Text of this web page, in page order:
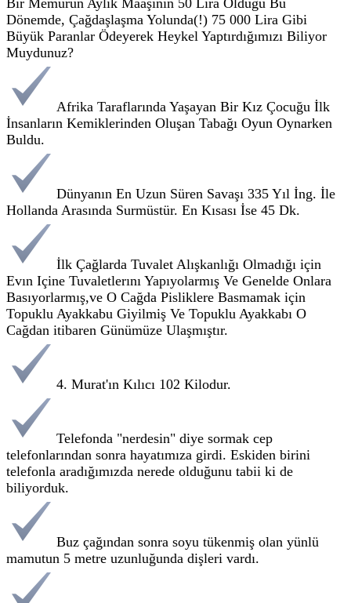
Dönemde, Çağdaşlaşma Yolunda(!) 75 000 Lira Gibi
Büyük Paranlar Ödeyerek Heykel Yaptırdığımızı Biliyor
Muydunuz?
Afrika Taraflarında Yaşayan Bir Kız Çocuğu İlk
İnsanların Kemiklerinden Oluşan Tabağı Oyun Oynarken
Buldu.
Dünyanın En Uzun Süren Savaşı 335 Yıl İng. İle
Hollanda Arasında Surmüstür. En Kısası İse 45 Dk.
İlk Çağlarda Tuvalet Alışkanlığı Olmadığı için
Evın Içine Tuvaletlerını Yapıyolarmış Ve Genelde Onlara
Basıyorlarmış,ve O Cağda Pisliklere Basmamak için
Topuklu Ayakkabu Giyilmiş Ve Topuklu Ayakkabı O
Cağdan itibaren Günümüze Ulaşmıştır.
4. Murat'ın Kılıcı 102 Kilodur.
Telefonda "nerdesin" diye sormak cep
telefonlarından sonra hayatımıza girdi. Eskiden birini
telefonla aradığımızda nerede olduğunu tabii ki de
biliyorduk.
Buz çağından sonra soyu tükenmiş olan yünlü
mamutun 5 metre uzunluğunda dişleri vardı.